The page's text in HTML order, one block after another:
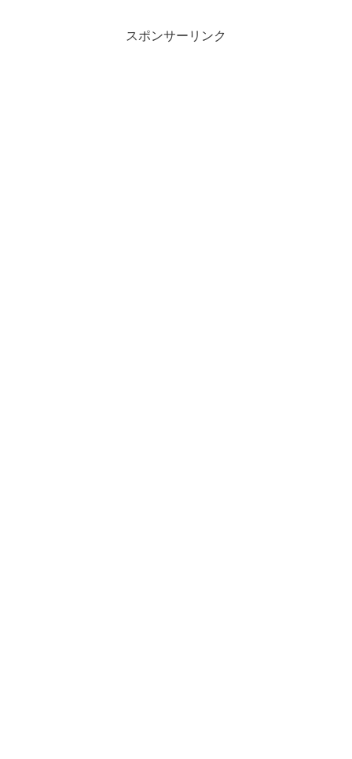
スポンサーリンク